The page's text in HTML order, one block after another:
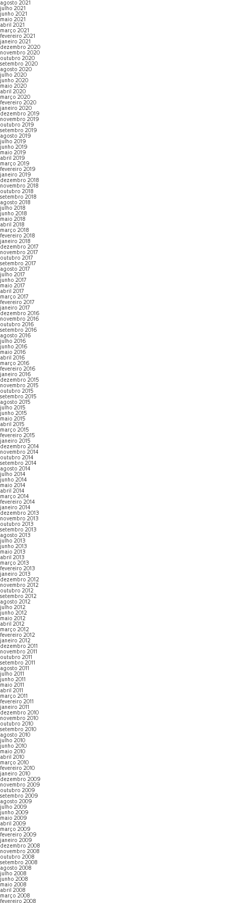
agosto 2021
julho 2021
junho 2021
maio 2021
abril 2021
março 2021
fevereiro 2021
janeiro 2021
dezembro 2020
novembro 2020
outubro 2020
setembro 2020
agosto 2020
julho 2020
junho 2020
maio 2020
abril 2020
março 2020
fevereiro 2020
janeiro 2020
dezembro 2019
novembro 2019
outubro 2019
setembro 2019
agosto 2019
julho 2019
junho 2019
maio 2019
abril 2019
março 2019
fevereiro 2019
janeiro 2019
dezembro 2018
novembro 2018
outubro 2018
setembro 2018
agosto 2018
julho 2018
junho 2018
maio 2018
abril 2018
março 2018
fevereiro 2018
janeiro 2018
dezembro 2017
novembro 2017
outubro 2017
setembro 2017
agosto 2017
julho 2017
junho 2017
maio 2017
abril 2017
março 2017
fevereiro 2017
janeiro 2017
dezembro 2016
novembro 2016
outubro 2016
setembro 2016
agosto 2016
julho 2016
junho 2016
maio 2016
abril 2016
março 2016
fevereiro 2016
janeiro 2016
dezembro 2015
novembro 2015
outubro 2015
setembro 2015
agosto 2015
julho 2015
junho 2015
maio 2015
abril 2015
março 2015
fevereiro 2015
janeiro 2015
dezembro 2014
novembro 2014
outubro 2014
setembro 2014
agosto 2014
julho 2014
junho 2014
maio 2014
abril 2014
março 2014
fevereiro 2014
janeiro 2014
dezembro 2013
novembro 2013
outubro 2013
setembro 2013
agosto 2013
julho 2013
junho 2013
maio 2013
abril 2013
março 2013
fevereiro 2013
janeiro 2013
dezembro 2012
novembro 2012
outubro 2012
setembro 2012
agosto 2012
julho 2012
junho 2012
maio 2012
abril 2012
março 2012
fevereiro 2012
janeiro 2012
dezembro 2011
novembro 2011
outubro 2011
setembro 2011
agosto 2011
julho 2011
junho 2011
maio 2011
abril 2011
março 2011
fevereiro 2011
janeiro 2011
dezembro 2010
novembro 2010
outubro 2010
setembro 2010
agosto 2010
julho 2010
junho 2010
maio 2010
abril 2010
março 2010
fevereiro 2010
janeiro 2010
dezembro 2009
novembro 2009
outubro 2009
setembro 2009
agosto 2009
julho 2009
junho 2009
maio 2009
abril 2009
março 2009
fevereiro 2009
janeiro 2009
dezembro 2008
novembro 2008
outubro 2008
setembro 2008
agosto 2008
julho 2008
junho 2008
maio 2008
abril 2008
março 2008